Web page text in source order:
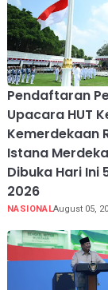
Pendaftaran
Upacara HUT
Kemerdekaan
Istana
Dibuka Hari Ini
2026
NASIONALAugust 05,